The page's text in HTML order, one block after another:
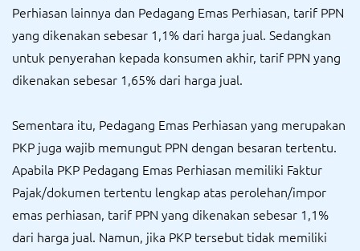
Perhiasan lainnya dan Pedagang Emas Perhiasan, tarif PPN
yang dikenakan sebesar 1,1% dari harga jual. Sedangkan
untuk penyerahan kepada konsumen akhir, tarif PPN yang
dikenakan sebesar 1,65% dari harga jual.
Sementara itu, Pedagang Emas Perhiasan yang merupakan
PKP juga wajib memungut PPN dengan besaran tertentu.
Apabila PKP Pedagang Emas Perhiasan memiliki Faktur
Pajak/dokumen tertentu lengkap atas perolehan/impor
emas perhiasan, tarif PPN yang dikenakan sebesar 1,1%
dari harga jual. Namun, jika PKP tersebut tidak memiliki